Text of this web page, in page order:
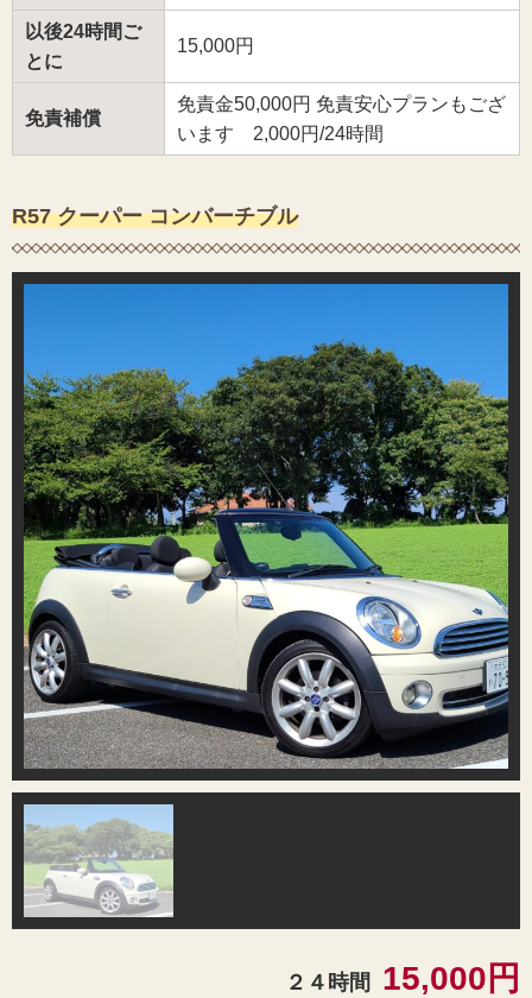
以後24時間ご
とに
15,000円
免責補償
免責金50,000円 免責安心プランもござ
います 2,000円/24時間
R57 クーパー コンバーチブル
２４時間 15,000円